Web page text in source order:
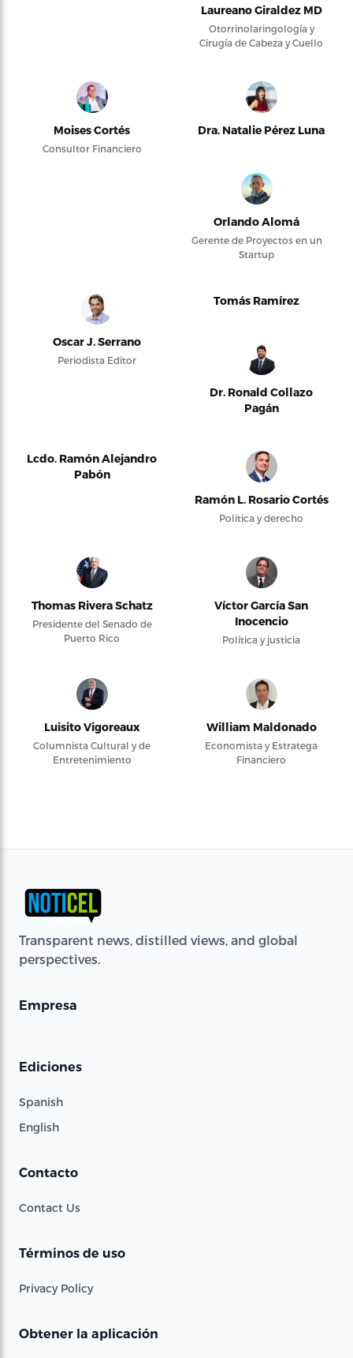
Laureano Giraldez MD
Otorrinolaringología y
Cirugía de Cabeza y Cuello
Moises Cortés
Consultor Financiero
Dra. Natalie Pérez Luna
Orlando Alomá
Gerente de Proyectos en un
Startup
Oscar J. Serrano
Periodista Editor
Tomás Ramírez
Dr. Ronald Collazo
Pagán
Lcdo. Ramón Alejandro
Pabón
Ramón L. Rosario Cortés
Política y derecho
Thomas Rivera Schatz
Presidente del Senado de
Puerto Rico
Víctor García San
Inocencio
Política y justicia
Luisito Vigoreaux
Columnista Cultural y de
Entretenimiento
William Maldonado
Economista y Estratega
Financiero
Transparent news, distilled views, and global
perspectives.
Empresa
Ediciones
Spanish
English
Contacto
Contact Us
Términos de uso
Privacy Policy
Obtener la aplicación